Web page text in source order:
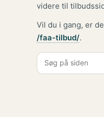
videre til
Vil du i gang, er
/faa-tilbud/.